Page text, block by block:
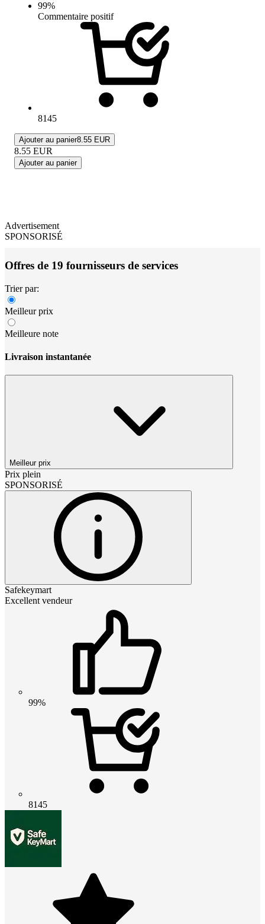
99%
Commentaire positif
8145
Ajouter au panier8.55 EUR
8.55 EUR
Ajouter au panier
Advertisement
SPONSORISÉ
Offres de 19 fournisseurs de services
Trier par:
Meilleur prix
Meilleure note
Livraison instantanée
Meilleur prix
Prix plein
SPONSORISÉ
Safekeymart
Excellent vendeur
99%
8145